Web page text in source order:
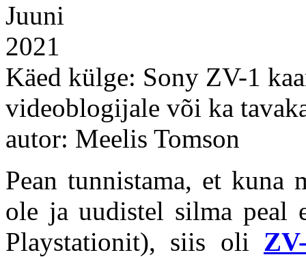
Juuni
2021
Käed külge: Sony ZV-1
videoblogijale või ka
autor: Meelis Tomson
Pean tunnistama, et kuna
ole ja uudistel silma
Playstationit), siis oli